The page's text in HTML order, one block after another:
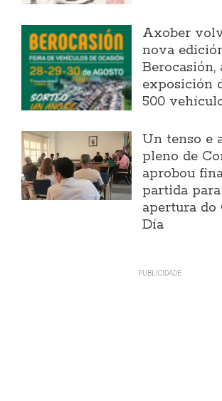
Axober
nova
Berocasión,
exposición
500
Un tenso e
pleno de
aprobou
partida
apertura do
Día